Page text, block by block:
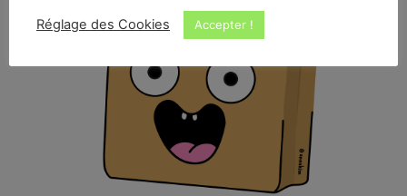
Réglage des Cookies Accepter !